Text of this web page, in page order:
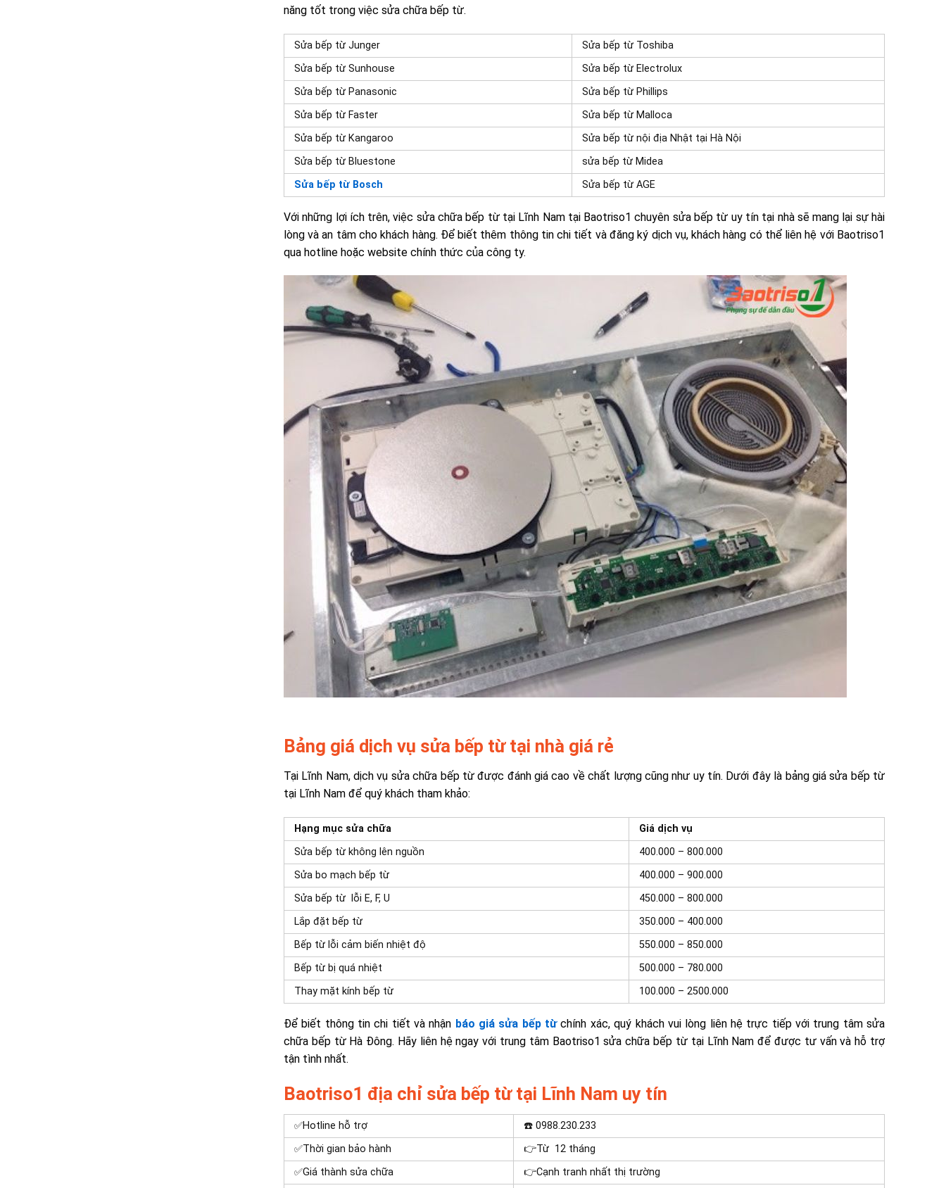
năng tốt trong việc sửa chữa bếp từ.
Sửa bếp từ Junger
Sửa bếp từ Toshiba
Sửa bếp từ Sunhouse
Sửa bếp từ Electrolux
Sửa bếp từ Panasonic
Sửa bếp từ Phillips
Sửa bếp từ Faster
Sửa bếp từ Malloca
Sửa bếp từ Kangaroo
Sửa bếp từ nội địa Nhật tại Hà Nội
Sửa bếp từ Bluestone
sửa bếp từ Midea
Sửa bếp từ Bosch
Sửa bếp từ AGE
Với những lợi ích trên, việc sửa chữa bếp từ tại Lĩnh Nam tại Baotriso1 chuyên sửa bếp từ uy tín tại nhà sẽ mang lại sự hài
lòng và an tâm cho khách hàng. Để biết thêm thông tin chi tiết và đăng ký dịch vụ, khách hàng có thể liên hệ với Baotriso1
qua hotline hoặc website chính thức của công ty.
Bảng giá dịch vụ sửa bếp từ tại nhà giá rẻ
Tại Lĩnh Nam, dịch vụ sửa chữa bếp từ được đánh giá cao về chất lượng cũng như uy tín. Dưới đây là bảng giá sửa bếp từ
tại Lĩnh Nam để quý khách tham khảo:
Hạng mục sửa chữa
Giá dịch vụ
Sửa bếp từ không lên nguồn
400.000 – 800.000
Sửa bo mạch bếp từ
400.000 – 900.000
Sửa bếp từ lỗi E, F, U
450.000 – 800.000
Lắp đặt bếp từ
350.000 – 400.000
Bếp từ lỗi cảm biến nhiệt độ
550.000 – 850.000
Bếp từ bị quá nhiệt
500.000 – 780.000
Thay mặt kính bếp từ
100.000 – 2500.000
Để biết thông tin chi tiết và nhận báo giá sửa bếp từchính xác, quý khách vui lòng liên hệ trực tiếp với trung tâm sửa
chữa bếp từ Hà Đông. Hãy liên hệ ngay với trung tâm Baotriso1 sửa chữa bếp từ tại Lĩnh Nam để được tư vấn và hỗ trợ
tận tình nhất.
Baotriso1 địa chỉ sửa bếp từ tại Lĩnh Nam uy tín
✅Hotline hỗ trợ
☎️ 0988.230.233
✅Thời gian bảo hành
👉Từ 12 tháng
✅Giá thành sửa chữa
👉Cạnh tranh nhất thị trường